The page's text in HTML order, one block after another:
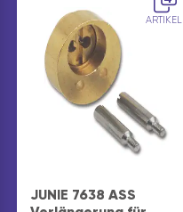
ARTIKEL
JUNIE 7638 ASS